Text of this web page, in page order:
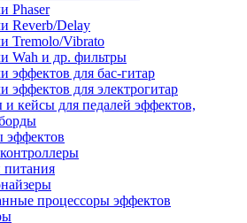
Phaser
Reverb/Delay
Tremolo/Vibrato
Wah и др. фильтры
эффектов для бас-гитар
эффектов для электрогитар
и кейсы для педалей эффектов,
эффектов
питания
процессоры эффектов